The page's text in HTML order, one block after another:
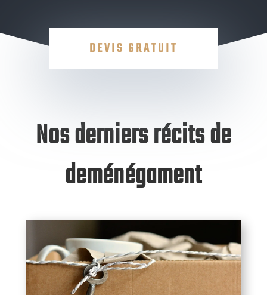
DEVIS GRATUIT
Nos derniers récits de
deménégament